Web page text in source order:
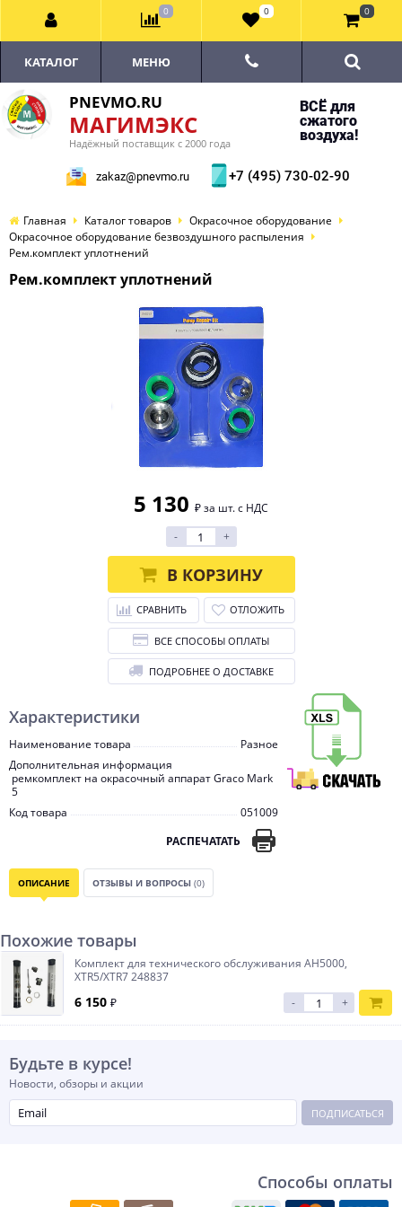
PNEVMO.RU
МАГИМЭКС
Надёжный поставщик с 2000 года
ВСЁ для
сжатого
воздуха!
zakaz@pnevmo.ru +7 (495) 730-02-90
КАТАЛОГ МЕНЮ
Главная Каталог товаров
Окрасочное оборудование
Окрасочное оборудование безвоздушного распыления
Рем.комплект уплотнений
Рем.комплект уплотнений
Характеристики
Наименование товара
Разное
Дополнительная информация
ремкомплект на окрасочный аппарат Graco Mark
5
Код товара
051009
РАСПЕЧАТАТЬ
5 130 ₽ за шт. с НДС
-
+
В КОРЗИНУ
СРАВНИТЬ ОТЛОЖИТЬ
ВСЕ СПОСОБЫ ОПЛАТЫ
ПОДРОБНЕЕ О ДОСТАВКЕ
ОПИСАНИЕ ОТЗЫВЫ И ВОПРОСЫ (0)
Похожие товары
Комплект для технического обслуживания AH5000,
XTR5/XTR7 248837
6 150 ₽ - +
Будьте в курсе!
Новости, обзоры и акции
ПОДПИСАТЬСЯ
Способы оплаты
0 0 0